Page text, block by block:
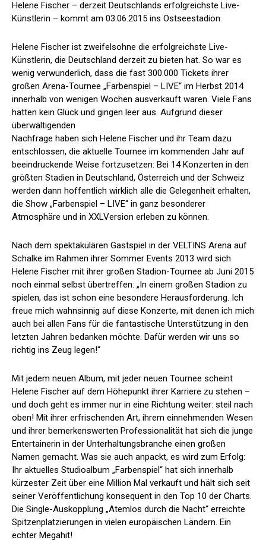
Helene Fischer – derzeit Deutschlands erfolgreichste Live-
Künstlerin – kommt am 03.06.2015 ins Ostseestadion.
Helene Fischer ist zweifelsohne die erfolgreichste Live-
Künstlerin, die Deutschland derzeit zu bieten hat. So war es
wenig verwunderlich, dass die fast 300.000 Tickets ihrer
großen Arena-Tournee „Farbenspiel – LIVE“ im Herbst 2014
innerhalb von wenigen Wochen ausverkauft waren. Viele Fans
hatten kein Glück und gingen leer aus. Aufgrund dieser
überwältigenden
Nachfrage haben sich Helene Fischer und ihr Team dazu
entschlossen, die aktuelle Tournee im kommenden Jahr auf
beeindruckende Weise fortzusetzen: Bei 14 Konzerten in den
größten Stadien in Deutschland, Österreich und der Schweiz
werden dann hoffentlich wirklich alle die Gelegenheit erhalten,
die Show „Farbenspiel – LIVE“ in ganz besonderer
Atmosphäre und in XXLVersion erleben zu können.
Nach dem spektakulären Gastspiel in der VELTINS Arena auf
Schalke im Rahmen ihrer Sommer Events 2013 wird sich
Helene Fischer mit ihrer großen Stadion-Tournee ab Juni 2015
noch einmal selbst übertreffen: „In einem großen Stadion zu
spielen, das ist schon eine besondere Herausforderung. Ich
freue mich wahnsinnig auf diese Konzerte, mit denen ich mich
auch bei allen Fans für die fantastische Unterstützung in den
letzten Jahren bedanken möchte. Dafür werden wir uns so
richtig ins Zeug legen!“
Mit jedem neuen Album, mit jeder neuen Tournee scheint
Helene Fischer auf dem Höhepunkt ihrer Karriere zu stehen –
und doch geht es immer nur in eine Richtung weiter: steil nach
oben! Mit ihrer erfrischenden Art, ihrem einnehmenden Wesen
und ihrer bemerkenswerten Professionalität hat sich die junge
Entertainerin in der Unterhaltungsbranche einen großen
Namen gemacht. Was sie auch anpackt, es wird zum Erfolg:
Ihr aktuelles Studioalbum „Farbenspiel“ hat sich innerhalb
kürzester Zeit über eine Million Mal verkauft und hält sich seit
seiner Veröffentlichung konsequent in den Top 10 der Charts.
Die Single-Auskopplung „Atemlos durch die Nacht“ erreichte
Spitzenplatzierungen in vielen europäischen Ländern. Ein
echter Megahit!